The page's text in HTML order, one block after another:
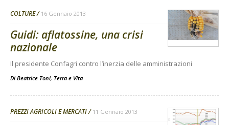
COLTURE 16 Gennaio 2013
Guidi: aflatossine, una crisi
nazionale
Il presidente Confagri contro l’inerzia delle amministrazioni
Di Beatrice Toni, Terra e Vita -
PREZZI AGRICOLI E MERCATI 11 Gennaio 2013